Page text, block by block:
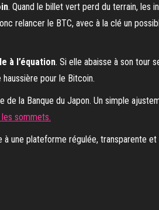
. Quand le billet vert perd du terrain, les
relancer le BTC, avec à la clé un
à l’équation. Si elle abaisse à son tour
haussière pour le Bitcoin.
la Banque du Japon. Un simple
sommets.
une plateforme régulée, transparente